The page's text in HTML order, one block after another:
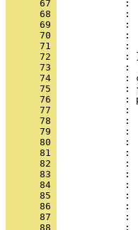
      67
      68
      69
      70
      71
      72
      73
      74
      75
      76
      77
      78
      79
      80
      81
      82
      83
      84
      85
      86
      87
      88